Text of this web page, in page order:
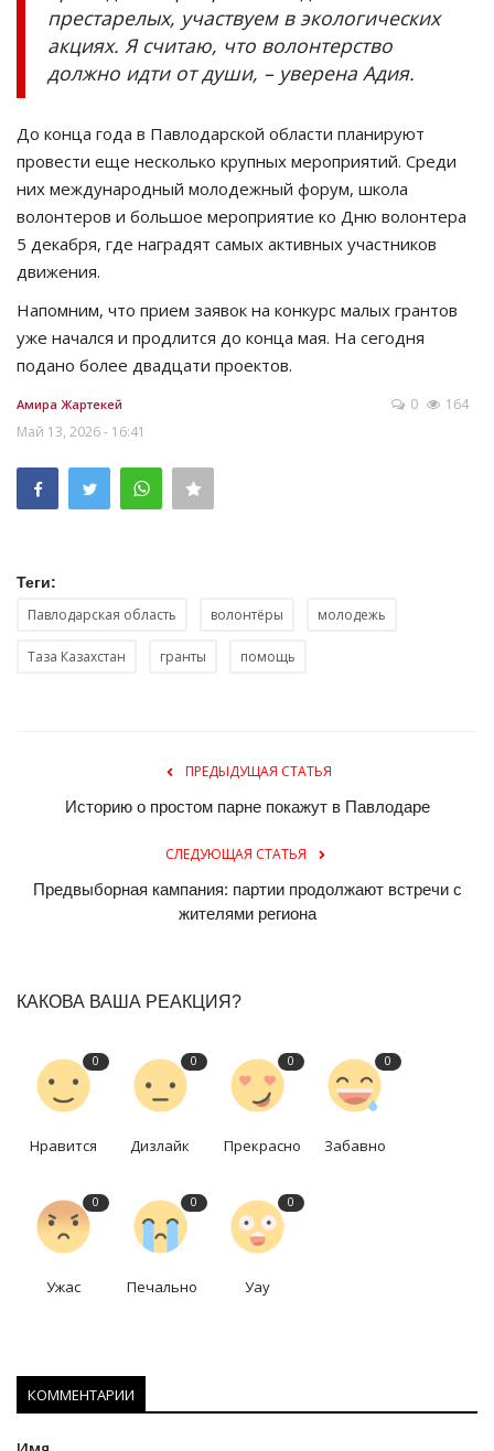
престарелых, участвуем в экологических
акциях. Я считаю, что волонтерство
должно идти от души, – уверена Адия.
До конца года в Павлодарской области планируют
провести еще несколько крупных мероприятий. Среди
них международный молодежный форум, школа
волонтеров и большое мероприятие ко Дню волонтера
5 декабря, где наградят самых активных участников
движения.
Напомним, что прием заявок на конкурс малых грантов
уже начался и продлится до конца мая. На сегодня
подано более двадцати проектов.
Амира Жартекей
Май 13, 2026 - 16:41
0 164
Теги:
Павлодарская область волонтёры молодежь
Таза Казахстан гранты помощь
ПРЕДЫДУЩАЯ СТАТЬЯ
Историю о простом парне покажут в Павлодаре
СЛЕДУЮЩАЯ СТАТЬЯ
Предвыборная кампания: партии продолжают встречи с
жителями региона
КАКОВА ВАША РЕАКЦИЯ?
0
Нравится
0
Дизлайк
0
Прекрасно
0
Забавно
0
Ужас
0
Печально
0
Уау
КОММЕНТАРИИ